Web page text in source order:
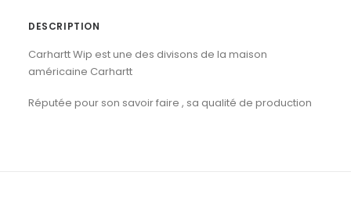
DESCRIPTION
Carhartt Wip est une des divisons de la maison
américaine Carhartt
Réputée pour son savoir faire , sa qualité de production